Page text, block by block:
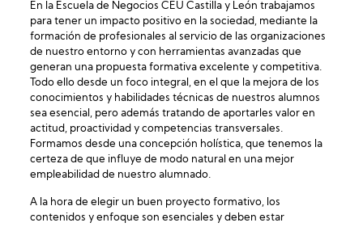
En la Escuela de Negocios CEU Castilla y León trabajamos
para tener un impacto positivo en la sociedad, mediante la
formación de profesionales al servicio de las organizaciones
de nuestro entorno y con herramientas avanzadas que
generan una propuesta formativa excelente y competitiva.
Todo ello desde un foco integral, en el que la mejora de los
conocimientos y habilidades técnicas de nuestros alumnos
sea esencial, pero además tratando de aportarles valor en
actitud, proactividad y competencias transversales.
Formamos desde una concepción holística, que tenemos la
certeza de que influye de modo natural en una mejor
empleabilidad de nuestro alumnado.
A la hora de elegir un buen proyecto formativo, los
contenidos y enfoque son esenciales y deben estar